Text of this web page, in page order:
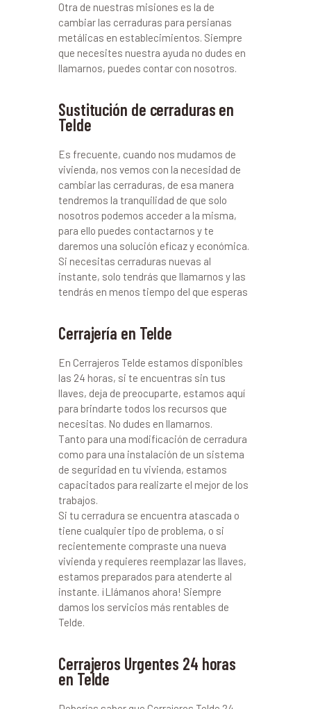
Otra de nuestras misiones es la de
cambiar las cerraduras para persianas
metálicas en establecimientos. Siempre
que necesites nuestra ayuda no dudes en
llamarnos, puedes contar con nosotros.
Sustitución de cerraduras en
Telde
Es frecuente, cuando nos mudamos de
vivienda, nos vemos con la necesidad de
cambiar las cerraduras, de esa manera
tendremos la tranquilidad de que solo
nosotros podemos acceder a la misma,
para ello puedes contactarnos y te
daremos una solución eficaz y económica.
Si necesitas cerraduras nuevas al
instante, solo tendrás que llamarnos y las
tendrás en menos tiempo del que esperas
Cerrajería en Telde
En Cerrajeros Telde estamos disponibles
las 24 horas, si te encuentras sin tus
llaves, deja de preocuparte, estamos aquí
para brindarte todos los recursos que
necesitas. No dudes en llamarnos.
Tanto para una modificación de cerradura
como para una instalación de un sistema
de seguridad en tu vivienda, estamos
capacitados para realizarte el mejor de los
trabajos.
Si tu cerradura se encuentra atascada o
tiene cualquier tipo de problema, o si
recientemente compraste una nueva
vivienda y requieres reemplazar las llaves,
estamos preparados para atenderte al
instante. ¡Llámanos ahora! Siempre
damos los servicios más rentables de
Telde.
Cerrajeros Urgentes 24 horas
en Telde